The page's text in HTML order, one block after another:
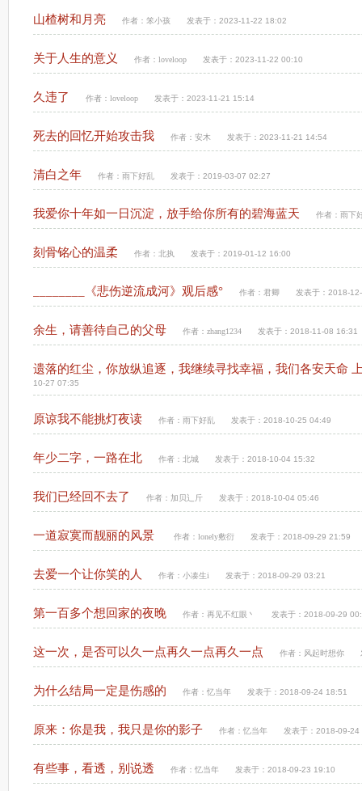
山楂树和月亮 作者： 笨小孩 发表于：2023-11-22 18:02
关于人生的意义 作者： loveloop 发表于：2023-11-22 00:10
久违了 作者： loveloop 发表于：2023-11-21 15:14
死去的回忆开始攻击我 作者： 安木 发表于：2023-11-21 14:54
清白之年 作者： 雨下好乱 发表于：2019-03-07 02:27
我爱你十年如一日沉淀，放手给你所有的碧海蓝天 作者： 雨下
刻骨铭心的温柔 作者： 北执 发表于：2019-01-12 16:00
________《悲伤逆流成河》观后感° 作者： 君卿 发表于：2018-
余生，请善待自己的父母 作者： zhang1234 发表于：2018-11-08 16:31
遗落的红尘，你放纵追逐，我继续寻找幸福，我们各安天命
10-27 07:35
原谅我不能挑灯夜读 作者： 雨下好乱 发表于：2018-10-25 04:49
年少二字，一路在北 作者： 北城 发表于：2018-10-04 15:32
我们已经回不去了 作者： 加贝辶斤 发表于：2018-10-04 05:46
一道寂寞而靓丽的风景 作者： lonely敷衍 发表于：2018-09-29 21:59
去爱一个让你笑的人 作者： 小凑生i 发表于：2018-09-29 03:21
第一百多个想回家的夜晚 作者： 再见不红眼丶 发表于：2018-09-29
这一次，是否可以久一点再久一点再久一点 作者： 风起时想你
为什么结局一定是伤感的 作者： 忆当年 发表于：2018-09-24 18:51
原来：你是我，我只是你的影子 作者： 忆当年 发表于：2018-09-
有些事，看透，别说透 作者： 忆当年 发表于：2018-09-23 19:10